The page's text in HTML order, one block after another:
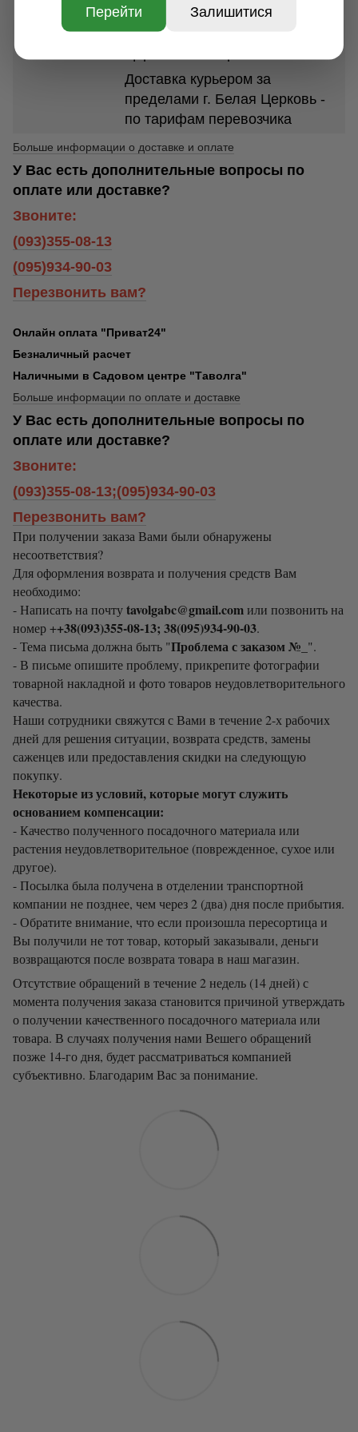
грн.
Доставка курьером по г. Белая
Доставка курьером за
пределами г. Белая Церковь -
по тарифам перевозчика
Больше информации о доставке и оплате
У Вас есть дополнительные вопросы по
оплате или доставке?
Звоните:
(093)355-08-13
(095)934-90-03
Перезвонить вам?
Онлайн оплата "Приват24"
Безналичный расчет
Наличными в Садовом центре "Таволга"
Больше информации по оплате и доставке
У Вас есть дополнительные вопросы по
оплате или доставке?
Звоните:
(093)355-08-13;(095)934-90-03
Перезвонить вам?
При получении заказа Вами были обнаружены
несоответствия?
Для оформления возврата и получения средств Вам
необходимо:
- Написать на почтуtavolgabc@gmail.comили позвонить на
номер ++38(093)355-08-13; 38(095)934-90-03.
- Тема письма должна быть "Проблема с заказом №_ ".
- В письме опишите проблему, прикрепите фотографии
товарной накладной и фото товаров неудовлетворительного
качества.
Наши сотрудники свяжутся с Вами в течение 2-х рабочих
дней для решения ситуации, возврата средств, замены
саженцев или предоставления скидки на следующую
покупку.
Некоторые из условий, которые могут служить
основанием компенсации:
- Качество полученного посадочного материала или
растения неудовлетворительное (поврежденное, сухое или
другое).
- Посылка была получена в отделении транспортной
компании не позднее, чем через 2 (два) дня после прибытия.
- Обратите внимание, что если произошла пересортица и
Вы получили не тот товар, который заказывали, деньги
возвращаются после возврата товара в наш магазин.
Отсутствие обращений в течение 2 недель (14 дней) с
момента получения заказа становится причиной утверждать
о получении качественного посадочного материала или
товара. В случаях получения нами Вешего обращений
позже 14-го дня, будет рассматриваться компанией
субъективно. Благодарим Вас за понимание.
Перейти Залишитися